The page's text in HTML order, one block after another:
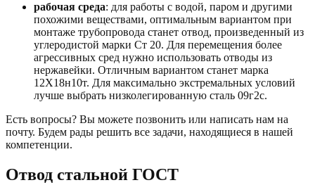
рабочая среда: для работы с водой, паром и другими
похожими веществами, оптимальным вариантом при
монтаже трубопровода станет отвод, произведенный из
углеродистой марки Ст 20. Для перемещения более
агрессивных сред нужно использовать отводы из
нержавейки. Отличным вариантом станет марка
12Х18н10т. Для максимально экстремальных условий
лучше выбрать низколегированную сталь 09г2с.
Есть вопросы? Вы можете позвонить или написать нам на
почту. Будем рады решить все задачи, находящиеся в нашей
компетенции.
Отвод стальной ГОСТ